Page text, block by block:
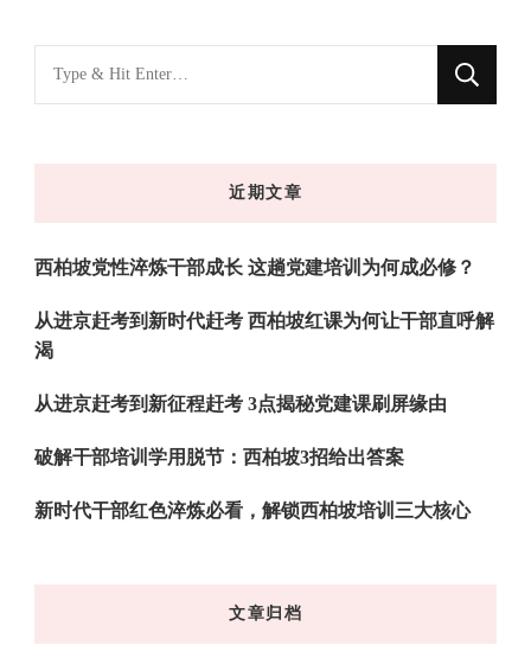
什
近期文章
西柏坡党性淬炼干部成长 这趟党建培训为何成必修？
从进京赶考到新时代赶考 西柏坡红课为何让干部直呼解
渴
从进京赶考到新征程赶考 3点揭秘党建课刷屏缘由
破解干部培训学用脱节：西柏坡3招给出答案
新时代干部红色淬炼必看，解锁西柏坡培训三大核心
文章归档